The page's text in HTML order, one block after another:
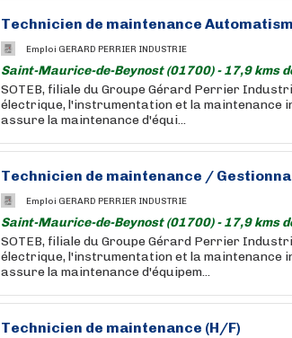
Technicien de maintenance
Emploi GERARD PERRIER INDUSTRIE
Saint-Maurice-de-Beynost (01700) - 17,9 kms
SOTEB, filiale du Groupe Gérard Perrier
électrique, l'instrumentation et la maintenance
assure la maintenance d'équi...
Technicien de maintenance /
Emploi GERARD PERRIER INDUSTRIE
Saint-Maurice-de-Beynost (01700) - 17,9 kms
SOTEB, filiale du Groupe Gérard Perrier
électrique, l'instrumentation et la maintenance
assure la maintenance d'équipem...
Technicien de maintenance (H/F)